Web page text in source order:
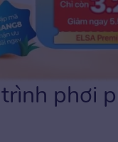
phơi